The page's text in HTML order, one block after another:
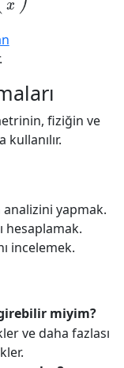
fiziğin ve
analizini yapmak.
hesaplamak.
incelemek.
miyim?
ve daha fazlası